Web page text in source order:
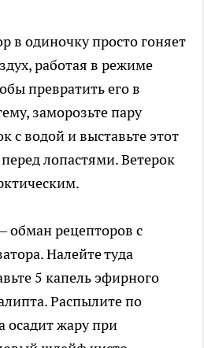
в одиночку просто гоняет
работая в режиме
превратить его в
заморозьте пару
с водой и выставьте этот
лопастями. Ветерок
рецепторов с
Налейте туда
5 капель эфирного
Распылите по
осадит жару при